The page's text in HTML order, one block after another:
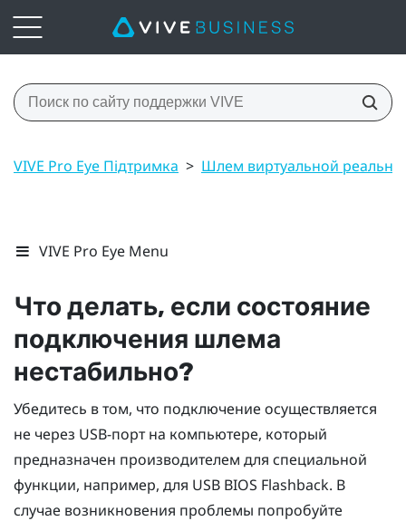
VIVE Pro Eye Підтримка > Шлем виртуальной
VIVE Pro Eye Menu
Что делать, если состояние
подключения шлема
нестабильно?
Убедитесь в том, что подключение осуществляется
не через USB-порт на компьютере, который
предназначен производителем для специальной
функции, например, для USB BIOS Flashback. В
случае возникновения проблемы попробуйте